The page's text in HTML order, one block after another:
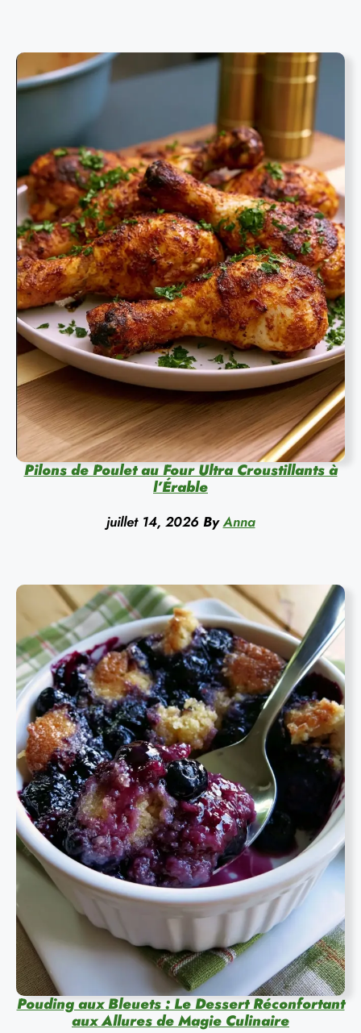
Pilons de Poulet au Four Ultra Croustillants à
l’Érable
juillet 14, 2026 By Anna
Pouding aux Bleuets : Le Dessert Réconfortant
aux Allures de Magie Culinaire